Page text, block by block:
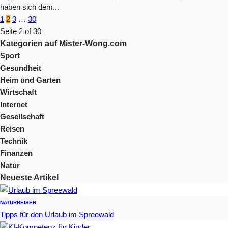
haben sich dem...
1 2 3 … 30
Seite 2 of 30
Kategorien auf Mister-Wong.com
Sport
Gesundheit
Heim und Garten
Wirtschaft
Internet
Gesellschaft
Reisen
Technik
Finanzen
Natur
Neueste Artikel
NATURREISEN
Tipps für den Urlaub im Spreewald